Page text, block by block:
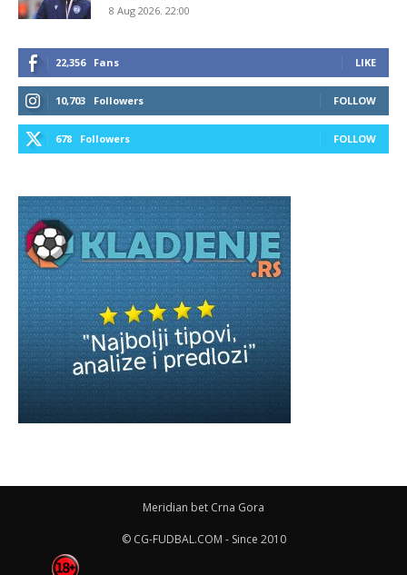
8 Aug 2026. 22:00
22,356 Fans LIKE
10,703 Followers FOLLOW
678 Followers FOLLOW
Meridian bet Crna Gora
© CG-FUDBAL.COM - Since 2010